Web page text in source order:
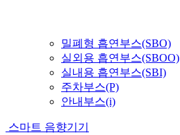
밀폐형 흡연부스(SBO)
실외용 흡연부스(SBOO)
실내용 흡연부스(SBI)
주차부스(P)
안내부스(i)
스마트 음향기기